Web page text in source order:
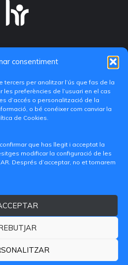
consentiment
tercers per analitzar l’ús que fas de la
les preferències de l’usuari en el cas
d’accés o personalització de la
o bé conéixer com canviar la
de Cookies.
que has llegit i acceptat la
modificar la configuració de les
Després d’acceptar, no et tornarem
- 46730 Grau de Gandia
962849333
VALÈNCIA
legalPolítica de privacitat